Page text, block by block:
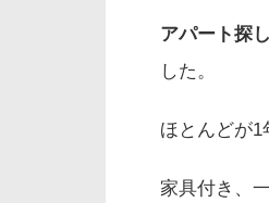
アパート探
した。
ほとんどが1
家具付き、